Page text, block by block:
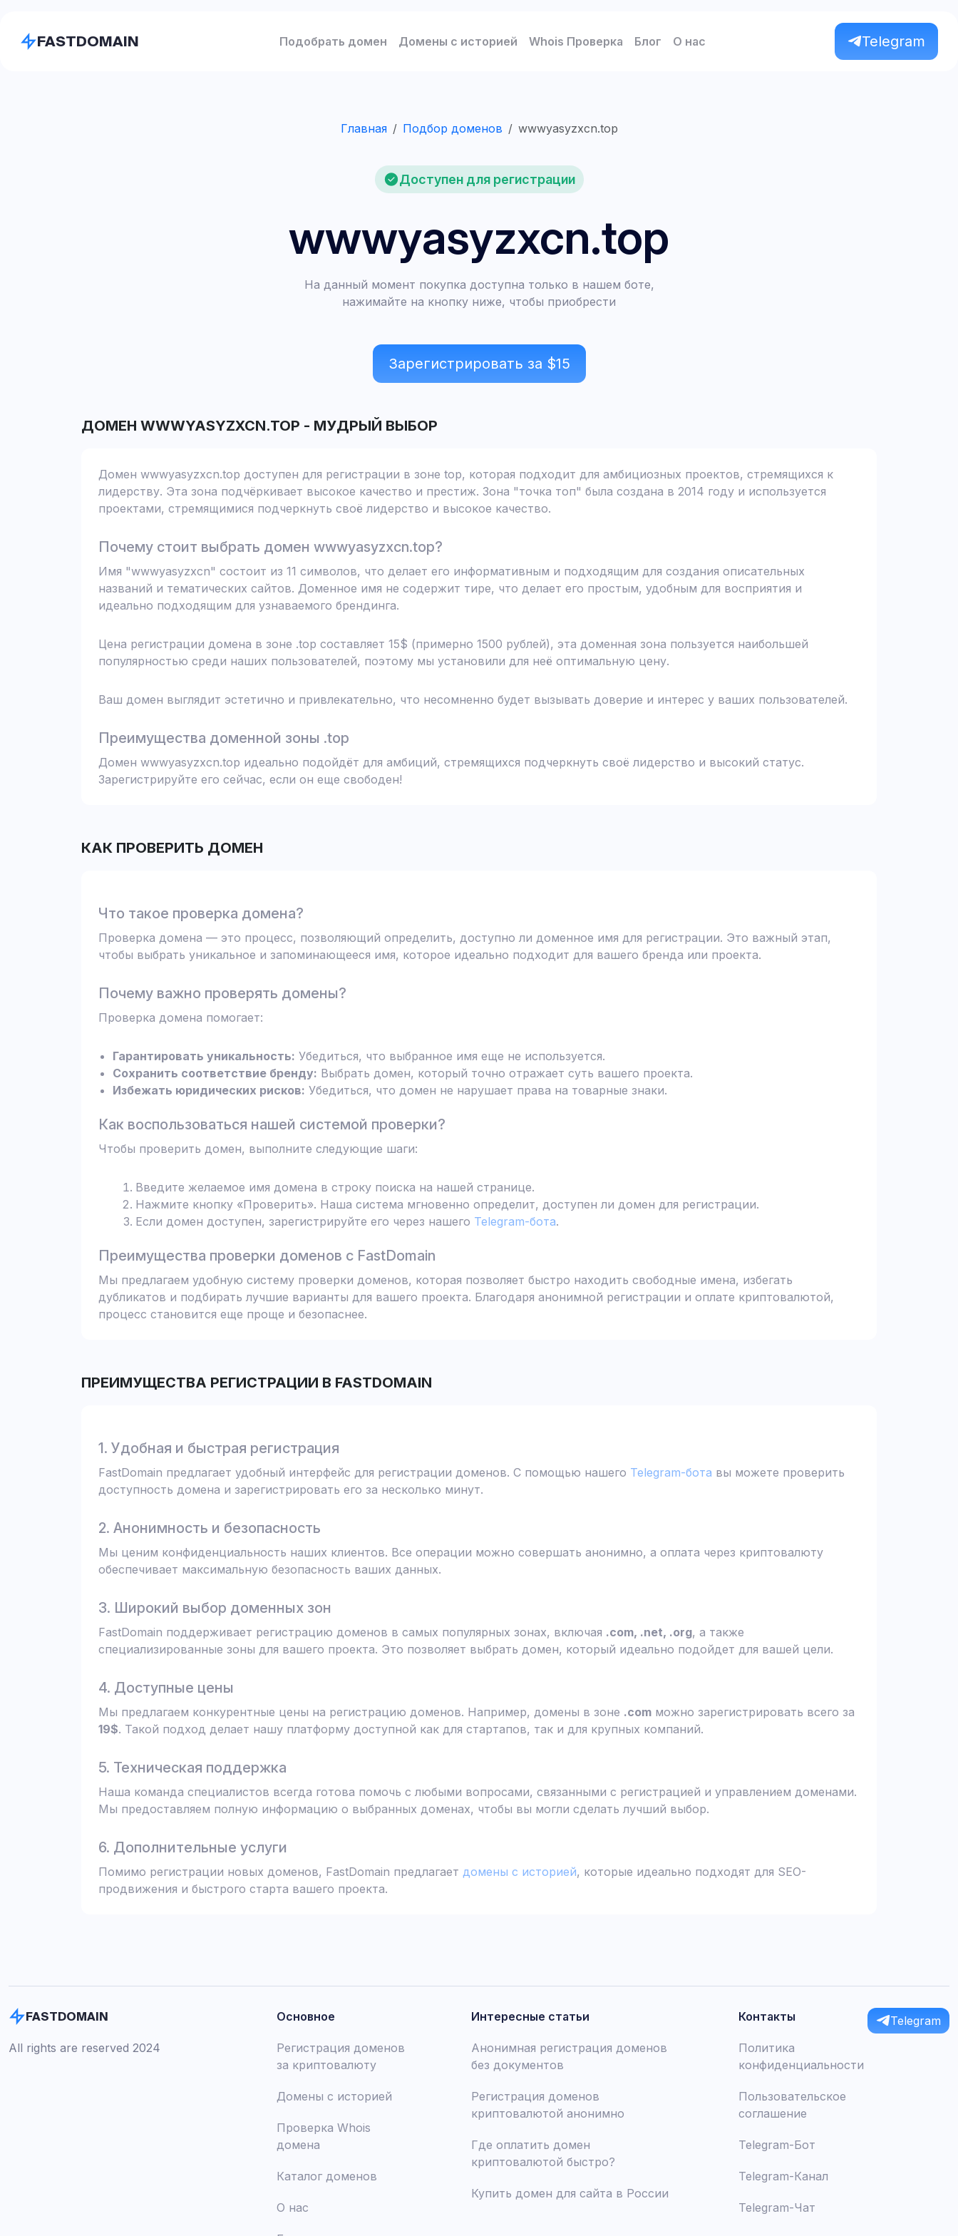
FASTDOMAIN Подобрать домен Домены с историей Whois Проверка Блог О нас Telegram
Главная Подбор доменов wwwyasyzxcn.top
Доступен для регистрации
wwwyasyzxcn.top
На данный момент покупка доступна только в нашем боте,
нажимайте на кнопку ниже, чтобы приобрести
Зарегистрировать за $15
ДОМЕН WWWYASYZXCN.TOP - МУДРЫЙ ВЫБОР
Домен wwwyasyzxcn.top доступен для регистрации в зоне top, которая подходит для амбициозных проектов, стремящихся к
лидерству. Эта зона подчёркивает высокое качество и престиж. Зона "точка топ" была создана в 2014 году и используется
проектами, стремящимися подчеркнуть своё лидерство и высокое качество.
Почему стоит выбрать домен wwwyasyzxcn.top?
Имя "wwwyasyzxcn" состоит из 11 символов, что делает его информативным и подходящим для создания описательных
названий и тематических сайтов. Доменное имя не содержит тире, что делает его простым, удобным для восприятия и
идеально подходящим для узнаваемого брендинга.
Цена регистрации домена в зоне .top составляет 15$ (примерно 1500 рублей), эта доменная зона пользуется наибольшей
популярностью среди наших пользователей, поэтому мы установили для неё оптимальную цену.
Ваш домен выглядит эстетично и привлекательно, что несомненно будет вызывать доверие и интерес у ваших пользователей.
Преимущества доменной зоны .top
Домен wwwyasyzxcn.top идеально подойдёт для амбиций, стремящихся подчеркнуть своё лидерство и высокий статус.
Зарегистрируйте его сейчас, если он еще свободен!
КАК ПРОВЕРИТЬ ДОМЕН
Что такое проверка домена?
Проверка домена — это процесс, позволяющий определить, доступно ли доменное имя для регистрации. Это важный этап,
чтобы выбрать уникальное и запоминающееся имя, которое идеально подходит для вашего бренда или проекта.
Почему важно проверять домены?
Проверка домена помогает:
Гарантировать уникальность: Убедиться, что выбранное имя еще не используется.
Сохранить соответствие бренду: Выбрать домен, который точно отражает суть вашего проекта.
Избежать юридических рисков: Убедиться, что домен не нарушает права на товарные знаки.
Как воспользоваться нашей системой проверки?
Чтобы проверить домен, выполните следующие шаги:
Введите желаемое имя домена в строку поиска на нашей странице.
Нажмите кнопку «Проверить». Наша система мгновенно определит, доступен ли домен для регистрации.
Если домен доступен, зарегистрируйте его через нашего Telegram-бота.
Преимущества проверки доменов с FastDomain
Мы предлагаем удобную систему проверки доменов, которая позволяет быстро находить свободные имена, избегать
дубликатов и подбирать лучшие варианты для вашего проекта. Благодаря анонимной регистрации и оплате криптовалютой,
процесс становится еще проще и безопаснее.
ПРЕИМУЩЕСТВА РЕГИСТРАЦИИ В FASTDOMAIN
1. Удобная и быстрая регистрация
FastDomain предлагает удобный интерфейс для регистрации доменов. С помощью нашего Telegram-бота вы можете проверить
доступность домена и зарегистрировать его за несколько минут.
2. Анонимность и безопасность
Мы ценим конфиденциальность наших клиентов. Все операции можно совершать анонимно, а оплата через криптовалюту
обеспечивает максимальную безопасность ваших данных.
3. Широкий выбор доменных зон
FastDomain поддерживает регистрацию доменов в самых популярных зонах, включая .com, .net, .org, а также
специализированные зоны для вашего проекта. Это позволяет выбрать домен, который идеально подойдет для вашей цели.
4. Доступные цены
Мы предлагаем конкурентные цены на регистрацию доменов. Например, домены в зоне .com можно зарегистрировать всего за
19$. Такой подход делает нашу платформу доступной как для стартапов, так и для крупных компаний.
5. Техническая поддержка
Наша команда специалистов всегда готова помочь с любыми вопросами, связанными с регистрацией и управлением доменами.
Мы предоставляем полную информацию о выбранных доменах, чтобы вы могли сделать лучший выбор.
6. Дополнительные услуги
Помимо регистрации новых доменов, FastDomain предлагает домены с историей, которые идеально подходят для SEO-
продвижения и быстрого старта вашего проекта.
FASTDOMAIN
All rights are reserved 2024
Основное
Регистрация доменов
за криптовалюту
Домены с историей
Проверка Whois
домена
Каталог доменов
О нас
Интересные статьи
Анонимная регистрация доменов
без документов
Регистрация доменов
криптовалютой анонимно
Где оплатить домен
криптовалютой быстро?
Купить домен для сайта в России
Контакты
Политика
конфиденциальности
Пользовательское
соглашение
Telegram-Бот
Telegram-Канал
Telegram-Чат
Telegram